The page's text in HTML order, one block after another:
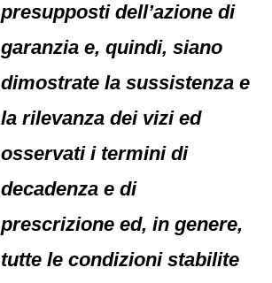
presupposti dell’azione di
garanzia e, quindi, siano
dimostrate la sussistenza e
la rilevanza dei vizi ed
osservati i termini di
decadenza e di
prescrizione ed, in genere,
tutte le condizioni stabilite